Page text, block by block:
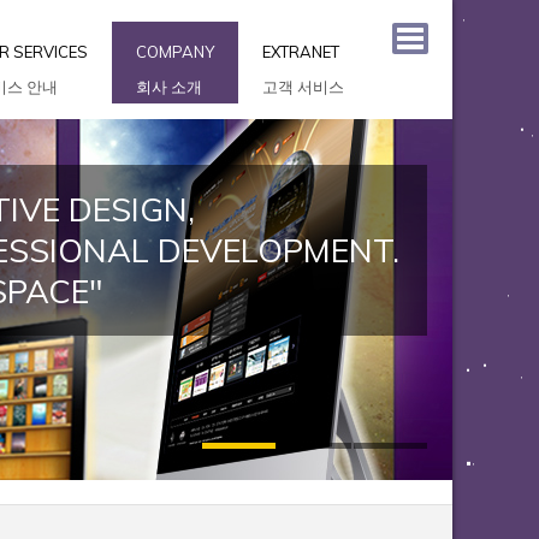
SERVICES
스 안내
COMPANY
회사 소개
EXTRANET
고객 서비스
DESIGN,
DEVELOPMENT.